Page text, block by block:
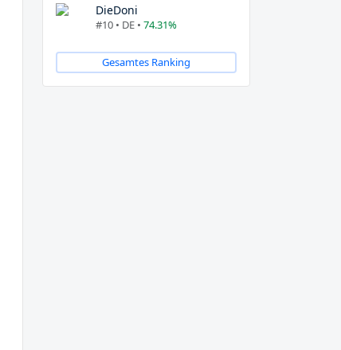
DieDoni
#10 • DE • 74.31%
Gesamtes Ranking